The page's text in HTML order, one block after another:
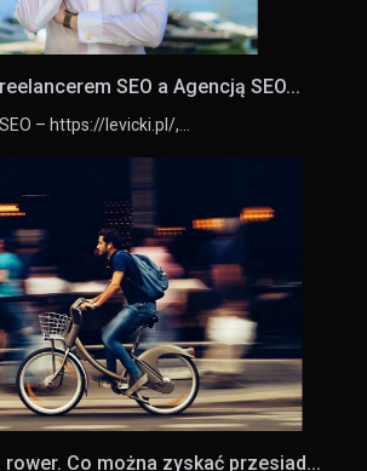
SEO a Agencją SEO...
– https://levicki.pl/,…
Co można zyskać przesiad...